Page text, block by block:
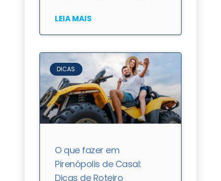
LEIA MAIS
DICAS
O que fazer em
Pirenópolis de Casal:
Dicas de Roteiro